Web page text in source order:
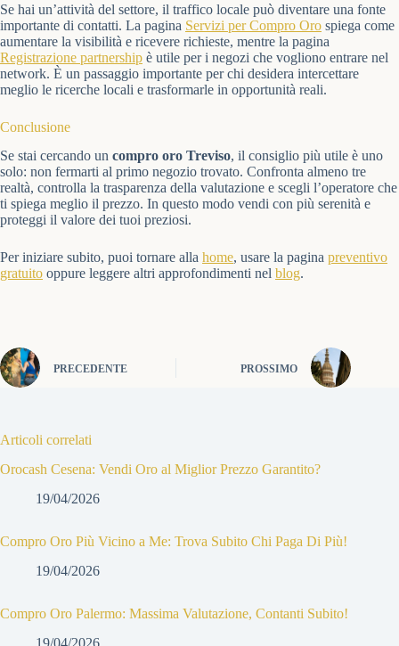
Se hai un’attività del settore, il traffico locale può diventare una fonte
importante di contatti. La pagina Servizi per Compro Oro spiega come
aumentare la visibilità e ricevere richieste, mentre la pagina
Registrazione partnership è utile per i negozi che vogliono entrare nel
network. È un passaggio importante per chi desidera intercettare
meglio le ricerche locali e trasformarle in opportunità reali.
Conclusione
Se stai cercando un compro oro Treviso, il consiglio più utile è uno
solo: non fermarti al primo negozio trovato. Confronta almeno tre
realtà, controlla la trasparenza della valutazione e scegli l’operatore che
ti spiega meglio il prezzo. In questo modo vendi con più serenità e
proteggi il valore dei tuoi preziosi.
Per iniziare subito, puoi tornare alla home, usare la pagina preventivo
gratuito oppure leggere altri approfondimenti nel blog.
PRECEDENTE PROSSIMO
Articoli correlati
Orocash Cesena: Vendi Oro al Miglior Prezzo Garantito?
19/04/2026
Compro Oro Più Vicino a Me: Trova Subito Chi Paga Di Più!
19/04/2026
Compro Oro Palermo: Massima Valutazione, Contanti Subito!
19/04/2026